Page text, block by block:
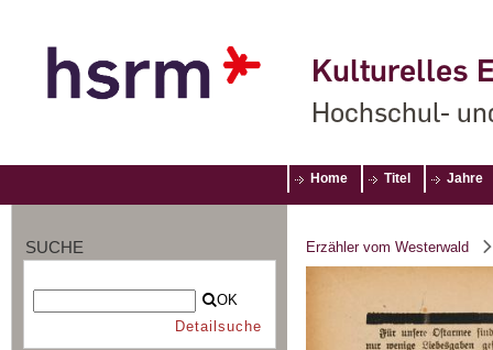
Kulturelles
Hochschul-
Home Titel Jahre
SUCHE
OK
Detailsuche
Erzähler vom Westerwald